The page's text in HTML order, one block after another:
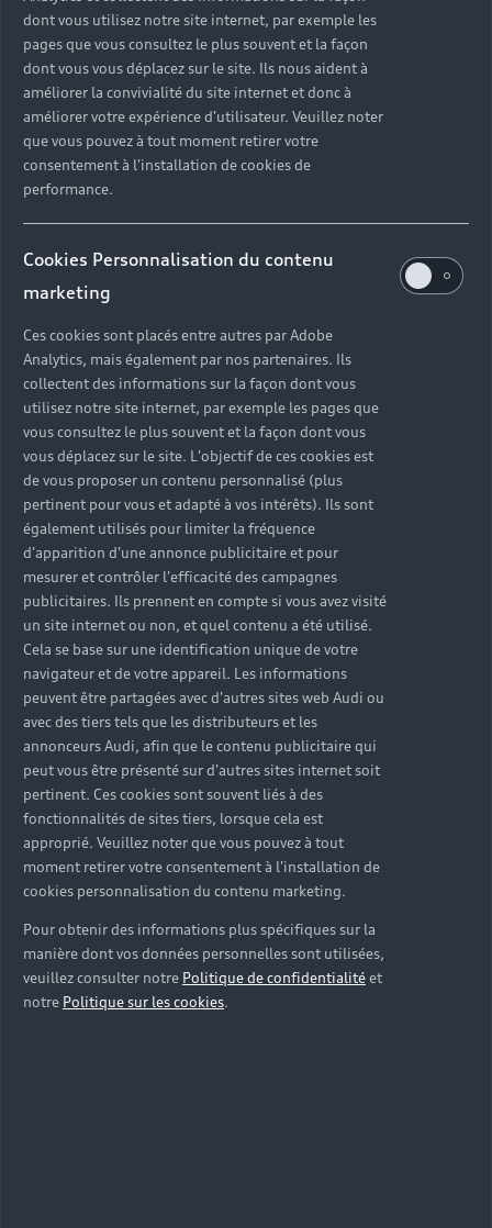
dont vous utilisez notre site internet, par exemple les
pages que vous consultez le plus souvent et la façon
dont vous vous déplacez sur le site. Ils nous aident à
améliorer la convivialité du site internet et donc à
améliorer votre expérience d'utilisateur. Veuillez noter
que vous pouvez à tout moment retirer votre
consentement à l'installation de cookies de
performance.
Cookies Personnalisation du contenu
marketing
Ces cookies sont placés entre autres par Adobe
Analytics, mais également par nos partenaires. Ils
collectent des informations sur la façon dont vous
utilisez notre site internet, par exemple les pages que
vous consultez le plus souvent et la façon dont vous
vous déplacez sur le site. L'objectif de ces cookies est
de vous proposer un contenu personnalisé (plus
pertinent pour vous et adapté à vos intérêts). Ils sont
également utilisés pour limiter la fréquence
d'apparition d'une annonce publicitaire et pour
mesurer et contrôler l'efficacité des campagnes
publicitaires. Ils prennent en compte si vous avez visité
un site internet ou non, et quel contenu a été utilisé.
Cela se base sur une identification unique de votre
navigateur et de votre appareil. Les informations
peuvent être partagées avec d'autres sites web Audi ou
avec des tiers tels que les distributeurs et les
annonceurs Audi, afin que le contenu publicitaire qui
peut vous être présenté sur d'autres sites internet soit
pertinent. Ces cookies sont souvent liés à des
fonctionnalités de sites tiers, lorsque cela est
approprié. Veuillez noter que vous pouvez à tout
moment retirer votre consentement à l'installation de
cookies personnalisation du contenu marketing.
Pour obtenir des informations plus spécifiques sur la
manière dont vos données personnelles sont utilisées,
veuillez consulter notre Politique de confidentialitéet
notre Politique sur les cookies.